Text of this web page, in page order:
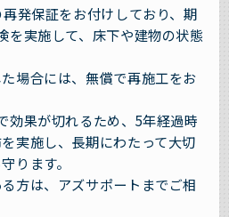
発保証をお付けしており、期
を実施して、床下や建物の状態
場合には、無償で再施工をお
効果が切れるため、5年経過時
実施し、長期にわたって大切
ります。
方は、アズサポートまでご相